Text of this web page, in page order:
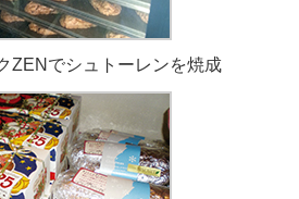
ZENでシュトーレンを焼成